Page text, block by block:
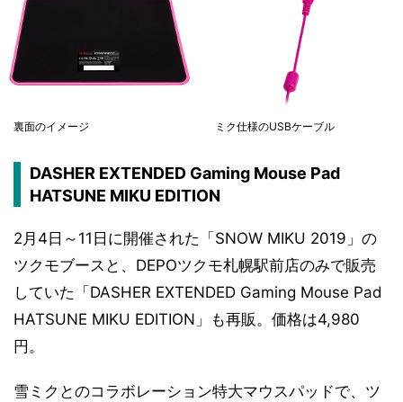
裏面のイメージ ミク仕様のUSBケーブル
DASHER EXTENDED Gaming Mouse Pad
HATSUNE MIKU EDITION
2月4日～11日に開催された「SNOW MIKU 2019」の
ツクモブースと、DEPOツクモ札幌駅前店のみで販売
していた「DASHER EXTENDED Gaming Mouse Pad
HATSUNE MIKU EDITION」も再販。価格は4,980
円。
雪ミクとのコラボレーション特大マウスパッドで、ツ